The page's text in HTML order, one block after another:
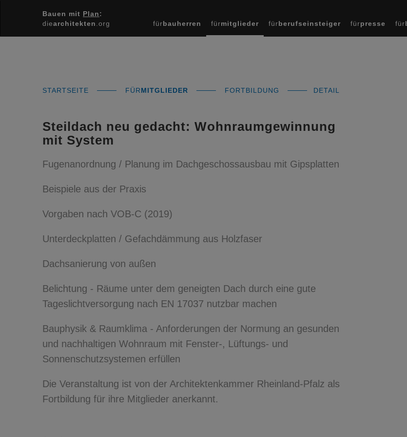
Bauen mit Plan:
diearchitekten .org fürbauherren fürmitglieder fürberufseinsteiger fürpresse für
STARTSEITE FÜRMITGLIEDER FORTBILDUNG DETAIL
Steildach neu gedacht: Wohnraumgewinnung
mit System
Fugenanordnung / Planung im Dachgeschossausbau mit Gipsplatten
Beispiele aus der Praxis
Vorgaben nach VOB-C (2019)
Unterdeckplatten / Gefachdämmung aus Holzfaser
Dachsanierung von außen
Belichtung - Räume unter dem geneigten Dach durch eine gute
Tageslichtversorgung nach EN 17037 nutzbar machen
Bauphysik & Raumklima - Anforderungen der Normung an gesunden
und nachhaltigen Wohnraum mit Fenster-, Lüftungs- und
Sonnenschutzsystemen erfüllen
Die Veranstaltung ist von der Architektenkammer Rheinland-Pfalz als
Fortbildung für ihre Mitglieder anerkannt.